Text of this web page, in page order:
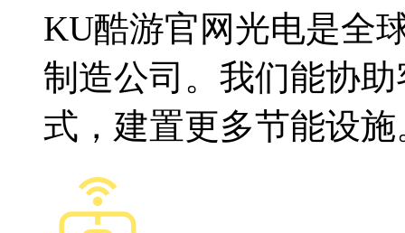
KU酷游官网光电是全
制造公司。我们能协
式，建置更多节能设